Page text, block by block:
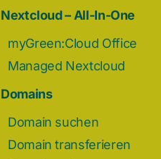
Nextcloud – All-In-One
myGreen:Cloud Office
Managed Nextcloud
Domains
Domain suchen
Domain transferieren